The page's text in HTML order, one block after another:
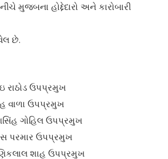
નીચે મુજબના હોદ્દેદારો અને કારોબારી
છે.
રાઠોડ ઉપપ્રમુખ
વાળા ઉપપ્રમુખ
ગોહિલ ઉપપ્રમુખ
પરમાર ઉપપ્રમુખ
શાહ ઉપપ્રમુખ